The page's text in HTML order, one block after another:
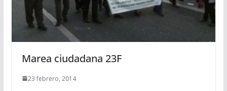
Marea ciudadana 23F
23 febrero, 2014